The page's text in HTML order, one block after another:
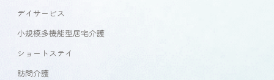
デイサービス
小規模多機能型居宅介護
ショートステイ
訪問介護